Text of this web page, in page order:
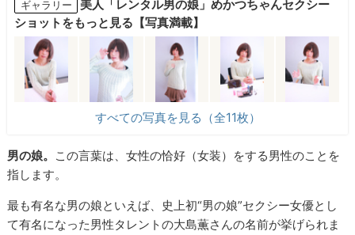
ギャラリー
美人「レンタル男の娘」めかつちゃんセクシー
ショットをもっと見る【写真満載】
すべての写真を見る（全11枚）
男の娘。 この言葉は、女性の恰好（女装）をする男性のことを
指します。
最も有名な男の娘といえば、史上初“男の娘”セクシー女優とし
て有名になった男性タレントの大島薫さんの名前が挙げられま